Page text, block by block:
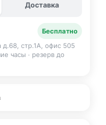
Доставка
Бесплатно
стр.1А, офис 505
часы · резерв до